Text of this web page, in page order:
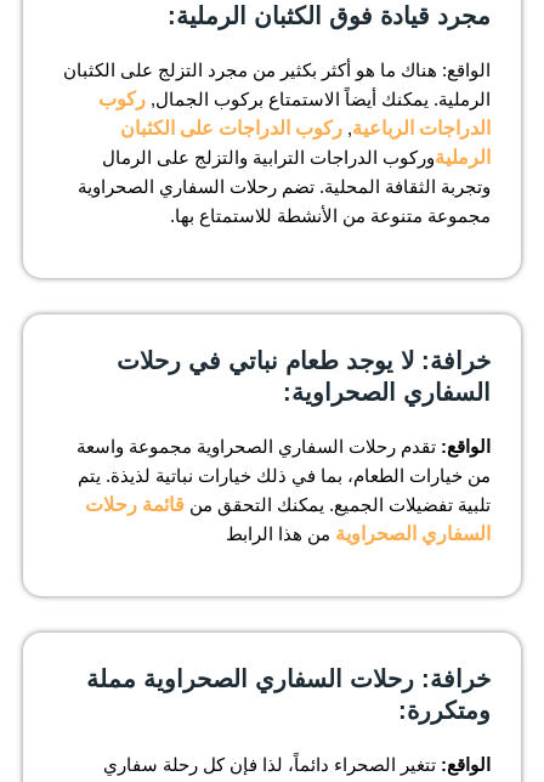
مجرد قيادة فوق الكثبان الرملية:
الواقع: هناك ما هو أكثر بكثير من مجرد التزلج على الكثبان
الرملية. يمكنك أيضاً الاستمتاع بركوب الجمال, ركوب
الدراجات الرباعية, ركوب الدراجات على الكثبان
الرمليةوركوب الدراجات الترابية والتزلج على الرمال
وتجربة الثقافة المحلية. تضم رحلات السفاري الصحراوية
مجموعة متنوعة من الأنشطة للاستمتاع بها.
خرافة: لا يوجد طعام نباتي في رحلات
السفاري الصحراوية:
الواقع: تقدم رحلات السفاري الصحراوية مجموعة واسعة
من خيارات الطعام، بما في ذلك خيارات نباتية لذيذة. يتم
تلبية تفضيلات الجميع. يمكنك التحقق من قائمة رحلات
السفاري الصحراوية من هذا الرابط
خرافة: رحلات السفاري الصحراوية مملة
ومتكررة:
الواقع: تتغير الصحراء دائماً، لذا فإن كل رحلة سفاري